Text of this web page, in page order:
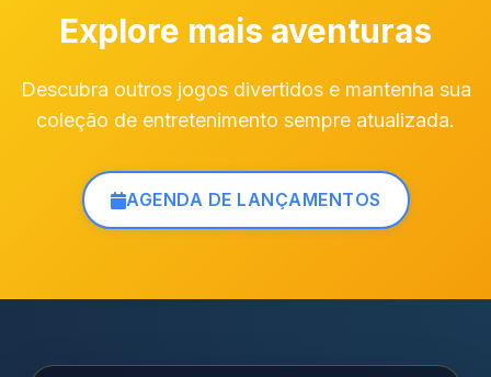
Explore mais aventuras
Descubra outros jogos divertidos e mantenha sua
coleção de entretenimento sempre atualizada.
AGENDA DE LANÇAMENTOS